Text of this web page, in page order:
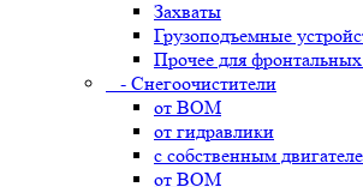
Захваты
Грузоподъемные
Прочее для
- Снегоочистители
от ВОМ
от гидравлики
с собственным
от ВОМ